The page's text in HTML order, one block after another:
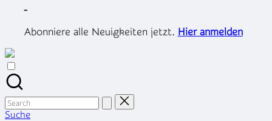
content
-
Abonniere alle Neuigkeiten jetzt. Hier anmelden
Search
for:
Suche